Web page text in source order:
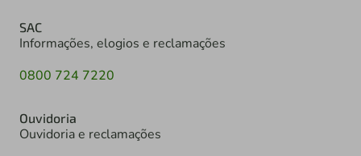
SAC
Informações, elogios e reclamações
0800 724 7220
Ouvidoria
Ouvidoria e reclamações